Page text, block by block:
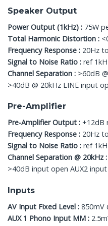
Speaker Output
Power Output (1kHz) : 75W
Total Harmonic Distortion :
Frequency Response : 20Hz
Signal to Noise Ratio : ref
Channel Separation : >60dB
>40dB @ 20kHz LINE input
Pre-Amplifier
Pre-Amplifier Output : +12dB
Frequency Response : 20Hz
Signal to Noise Ratio : ref
Channel Separation @ 20kHz :
>40dB input open AUX2 input
Inputs
AV Input Fixed Level : 850mV
AUX 1 Phono Input MM :